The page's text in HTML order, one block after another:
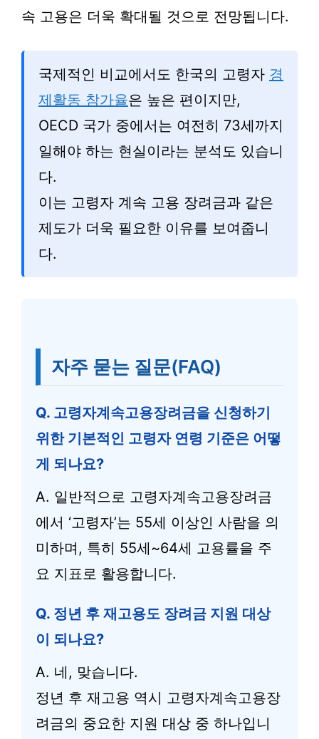
속 고용은 더욱 확대될 것으로 전망됩니다.
국제적인 비교에서도 한국의 고령자 경
제활동 참가율은 높은 편이지만,
OECD 국가 중에서는 여전히 73세까지
일해야 하는 현실이라는 분석도 있습니
다.
이는 고령자 계속 고용 장려금과 같은
제도가 더욱 필요한 이유를 보여줍니
다.
자주 묻는 질문(FAQ)
Q. 고령자계속고용장려금을 신청하기
위한 기본적인 고령자 연령 기준은 어떻
게 되나요?
A. 일반적으로 고령자계속고용장려금
에서 ‘고령자’는 55세 이상인 사람을 의
미하며, 특히 55세~64세 고용률을 주
요 지표로 활용합니다.
Q. 정년 후 재고용도 장려금 지원 대상
이 되나요?
A. 네, 맞습니다.
정년 후 재고용 역시 고령자계속고용장
려금의 중요한 지원 대상 중 하나입니